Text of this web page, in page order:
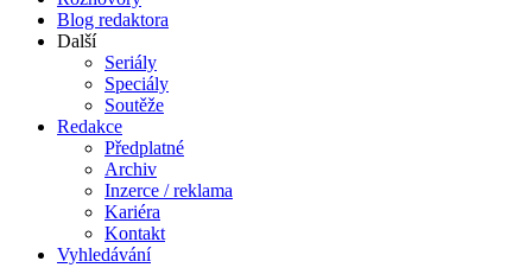
Blog redaktora
Další
Seriály
Speciály
Soutěže
Redakce
Předplatné
Archiv
Inzerce / reklama
Kariéra
Kontakt
Vyhledávání